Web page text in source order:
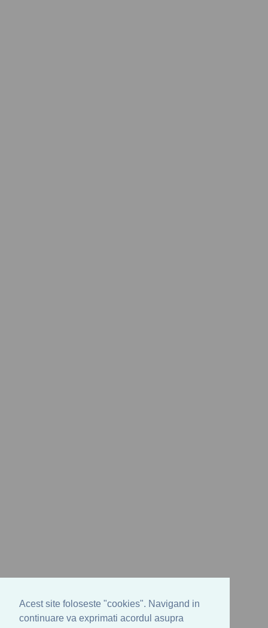
Acest site foloseste "cookies". Navigand in
continuare va exprimati acordul asupra